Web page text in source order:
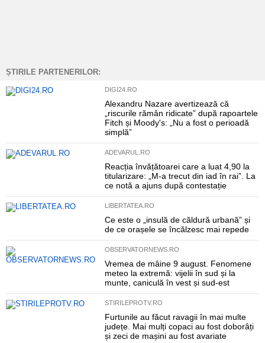
ȘTIRILE PARTENERILOR:
DIGI24.RO
Alexandru Nazare avertizează că
„riscurile rămân ridicate” după rapoartele
Fitch și Moody's: „Nu a fost o perioadă
simplă”
ADEVARUL.RO
Reacția învățătoarei care a luat 4,90 la
titularizare: „M-a trecut din iad în rai”. La
ce notă a ajuns după contestație
LIBERTATEA.RO
Ce este o „insulă de căldură urbană” și
de ce orașele se încălzesc mai repede
OBSERVATORNEWS.RO
Vremea de mâine 9 august. Fenomene
meteo la extremă: vijelii în sud și la
munte, caniculă în vest și sud-est
STIRILEPROTV.RO
Furtunile au făcut ravagii în mai multe
județe. Mai mulți copaci au fost doborâți
și zeci de mașini au fost avariate